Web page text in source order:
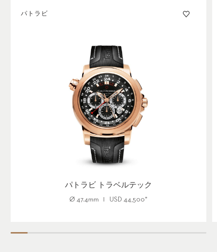
パトラビ
パトラビ トラベルテック
Ø 47.4mm USD 44,500*